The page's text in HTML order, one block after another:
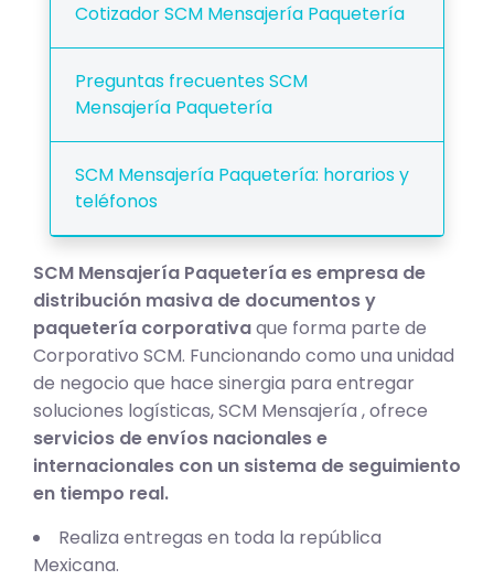
Cotizador SCM Mensajería Paquetería
Preguntas frecuentes SCM
Mensajería Paquetería
SCM Mensajería Paquetería: horarios y
teléfonos
SCM Mensajería Paquetería es empresa de
distribución masiva de documentos y
paquetería corporativaque forma parte de
Corporativo SCM. Funcionando como una unidad
de negocio que hace sinergia para entregar
soluciones logísticas, SCM Mensajería , ofrece
servicios de envíos nacionales e
internacionales con un sistema de seguimiento
en tiempo real.
Realiza entregas en toda la república
Mexicana.